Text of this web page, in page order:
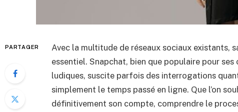
PARTAGER
Avec la multitude de réseaux sociaux existants,
essentiel. Snapchat, bien que populaire pour
ludiques, suscite parfois des interrogations
simplement le temps passé en ligne. Que l’on
définitivement son compte, comprendre le